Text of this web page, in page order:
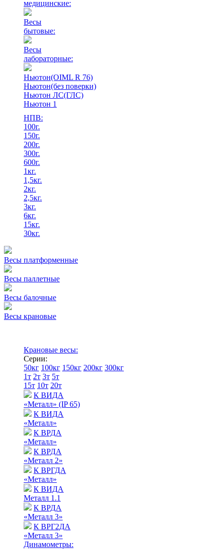
медицинские:
Весы
бытовые:
Весы
лабораторные:
Ньютон(OIML R 76)
Ньютон(без поверки)
Ньютон ЛС(ГЛС)
Ньютон 1
НПВ:
100г.
150г.
200г.
300г.
600г.
1кг.
1,5кг.
2кг.
2,5кг.
3кг.
6кг.
15кг.
30кг.
Весы платформенные
Весы паллетные
Весы балочные
Весы крановые
Крановые весы:
Серии:
50кг 100кг 150кг 200кг 300кг
1т 2т 3т 5т
15т 10т 20т
К ВИДА
«Металл» (IP 65)
К ВИДА
«Металл»
К ВРДА
«Металл»
К ВРДА
«Металл 2»
К ВРГДА
«Металл»
К ВИДА
Металл 1.1
К ВРДА
«Металл 3»
К ВРГ2ДА
«Металл 3»
Динамометры: